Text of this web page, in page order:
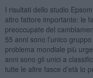
I risultati dello studio
altro fattore importante: le
preoccupate del
55 anni sono l’unico
problema mondiale più
anni sono gli unici a
tutte le altre fasce d’età lo